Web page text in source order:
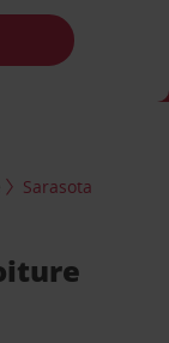
Sarasota